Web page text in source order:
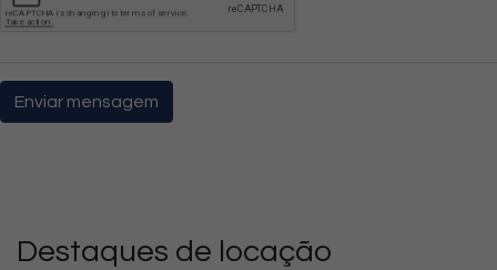
Enviar mensagem
Destaques de locação